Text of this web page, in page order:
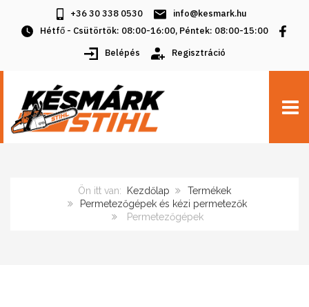
+36 30 338 0530
info@kesmark.hu
Hétfő - Csütörtök: 08:00-16:00, Péntek: 08:00-15:00
Belépés
Regisztráció
Ön itt van: Kezdőlap
Termékek
Permetezőgépek és kézi permetezők
Permetezőgépek